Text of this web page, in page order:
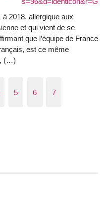
2018, allergique aux
et qui vient de se
que l’équipe de France
est ce même
(…)
5 6 7